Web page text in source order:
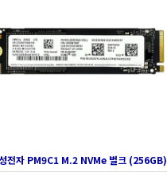
전자 PM9C1 M.2 NVMe 벌크 (256GB)